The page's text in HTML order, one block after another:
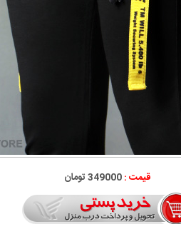
قیمت :349000 تومان